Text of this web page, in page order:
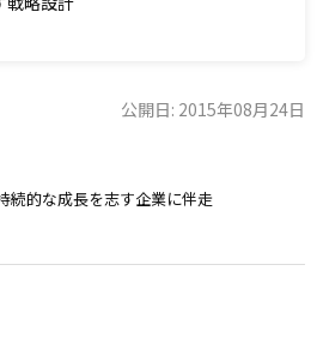
公開日: 2015年08月24日
続的な成長を志す企業に伴走